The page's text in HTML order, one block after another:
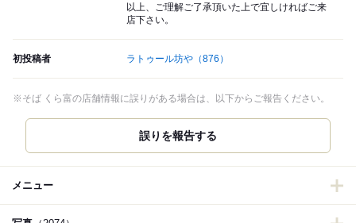
以上、ご理解ご了承頂いた上で宜しければご来
店下さい。
初投稿者 ラトゥール坊や （876）
※そば くら富の店舗情報に誤りがある場合は、以下からご報告ください。
誤りを報告する
メニュー